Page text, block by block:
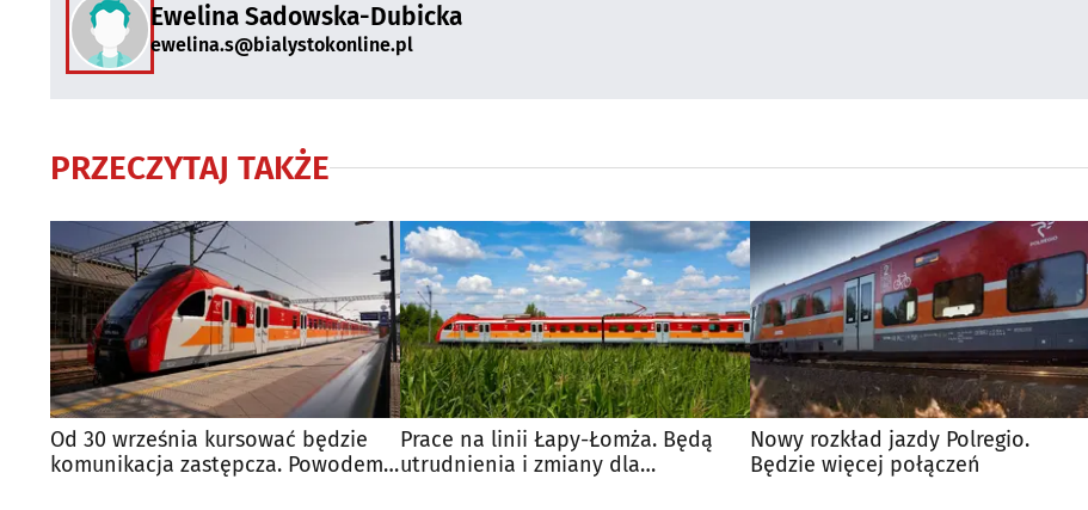
Ewelina Sadowska-Dubicka
ewelina.s@bialystokonline.pl
PRZECZYTAJ TAKŻE
Od 30 września kursować będzie
komunikacja zastępcza. Powodem
Prace na linii Łapy-Łomża. Będą
utrudnienia i zmiany dla
Nowy rozkład jazdy Polregio.
Będzie więcej połączeń